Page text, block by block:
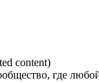
content)
где